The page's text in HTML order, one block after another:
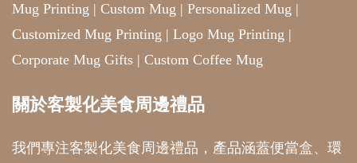
Mug Printing | Custom Mug | Personalized Mug |
Customized Mug Printing | Logo Mug Printing |
Corporate Mug Gifts | Custom Coffee Mug
關於客製化美食周邊禮品
我們專注客製化美食周邊禮品，產品涵蓋便當盒、環